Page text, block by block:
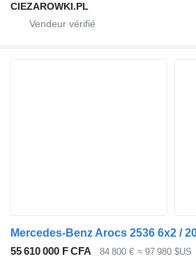
CIEZAROWKI.PL
55 610 000 F CFA 84 800 € ≈ 97 980 $US